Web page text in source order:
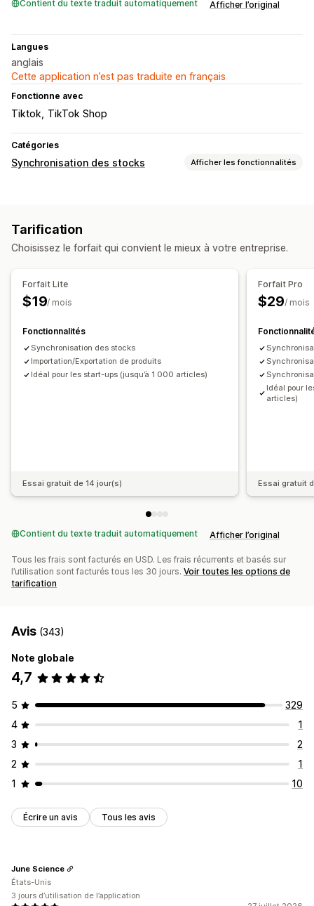
Contient du texte traduit automatiquement Afficher l’original
Langues
anglais
Cette application n’est pas traduite en français
Fonctionne avec
Tiktok TikTok Shop
Catégories
Synchronisation des stocks Afficher les fonctionnalités
Codes-barres
Automatique Manuelle Groupée En temps réel
Notifications et rapports
Importation et exportation de données
Statut en temps réel
Tarification
Choisissez le forfait qui convient le mieux à votre entreprise.
Forfait Lite
$19/ mois
Fonctionnalités
Synchronisation des stocks
Importation/Exportation de produits
Idéal pour les start-ups (jusqu’à 1 000 articles)
Essai gratuit de 14 jour(s)
Forfait Pro
$29/ mois
Idéal pour
articles)
Essai gratuit
Contient du texte traduit automatiquement Afficher l’original
Tous les frais sont facturés en USD. Les frais récurrents et basés sur
l’utilisation sont facturés tous les 30 jours. Voir toutes les options de
tarification
Avis (343)
Note globale
4,7
5
329
4
1
3
2
2
1
1
10
Écrire un avis Tous les avis
June Science
États-Unis
3 jours d’utilisation de l’application